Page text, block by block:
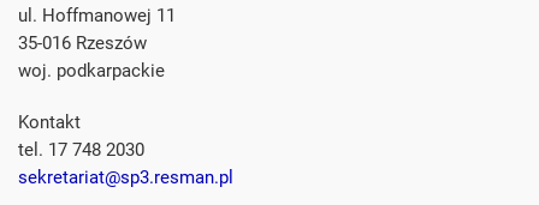
ul. Hoffmanowej 11
35-016 Rzeszów
woj. podkarpackie
Kontakt
tel. 17 748 2030
sekretariat@sp3.resman.pl